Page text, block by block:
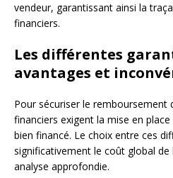
vendeur, garantissant ainsi la
financiers.
Les différentes
avantages et
Pour sécuriser le remboursement
financiers exigent la mise en place
bien financé. Le choix entre ces
significativement le coût global de
analyse approfondie.